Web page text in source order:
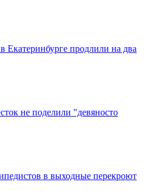
Екатеринбурге продлили на два
не поделили "девяносто
в выходные перекроют